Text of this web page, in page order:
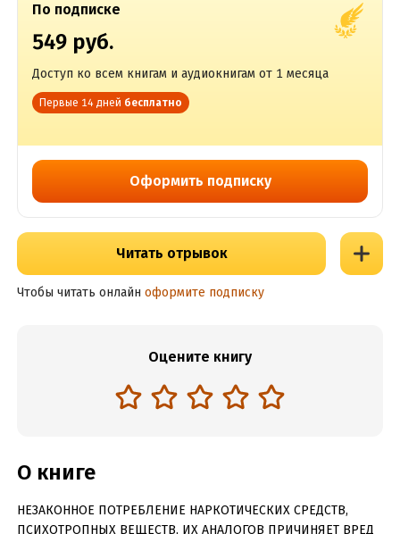
По подписке
549 руб.
Доступ ко всем книгам и аудиокнигам от 1 месяца
Первые 14 дней бесплатно
Оформить подписку
Читать отрывок
Чтобы читать онлайн оформите подписку
Оцените книгу
О книге
НЕЗАКОННОЕ ПОТРЕБЛЕНИЕ НАРКОТИЧЕСКИХ СРЕДСТВ,
ПСИХОТРОПНЫХ ВЕЩЕСТВ, ИХ АНАЛОГОВ ПРИЧИНЯЕТ ВРЕД